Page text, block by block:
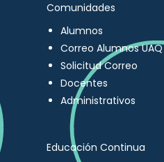
Comunidades
Alumnos
Correo Alumnos UAQ
Solicitud Correo
Docentes
Administrativos
Educación Continua